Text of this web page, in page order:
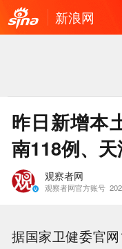
新浪网
昨日新增本
南118例、
观察者网
观察者网官方账号
据国家卫健委官